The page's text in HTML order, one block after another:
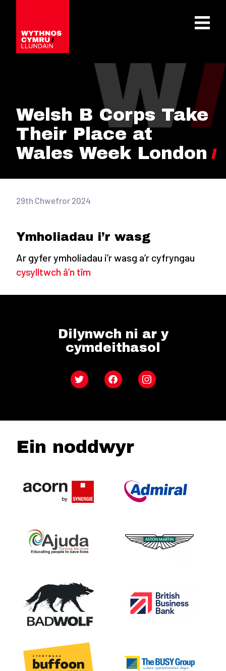
OPEN
Welsh B Corps Take
Their Place at
Wales Week London
29th Chwefror 2024
Ymholiadau i’r wasg
Ar gyfer ymholiadau i’r wasg a’r cyfryngau
cysylltwch â’n tîm
Dilynwch ni ar y
cymdeithasol
Twitter FacebookInstagram
Ein noddwyr